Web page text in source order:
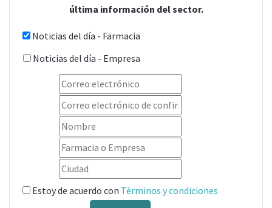
última información del sector.
Noticias del día - Farmacia
Noticias del día - Empresa
Estoy de acuerdo con Términos y condiciones